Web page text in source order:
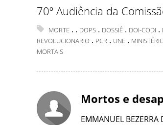
70º Audiência da
MORTE . . DOPS . DOSSIÊ . DOI-CODI .
REVOLUCIONARIO . PCR . UNE .
MORTAIS
Mortos e
EMMANUEL BEZERRA